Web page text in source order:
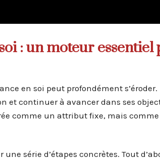
: un moteur
en soi peut profondément
et continuer à avancer dans ses
comme un attribut fixe, mais
série d’étapes concrètes. Tout